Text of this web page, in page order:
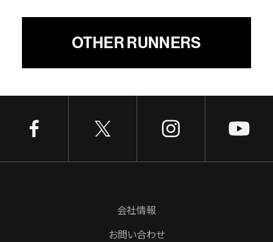
OTHER RUNNERS
会社情報
お問い合わせ